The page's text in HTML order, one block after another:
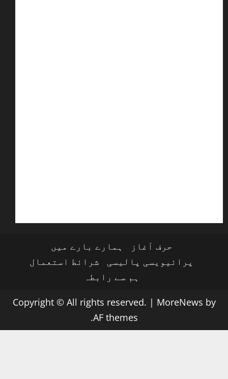
حرف آغاز
ہمارے بارے میں
پرائیویسی پالیسی
شرائط استعمال
ہم سے رابطہ
Copyright © All rights reserved. | MoreNews by
AF themes.